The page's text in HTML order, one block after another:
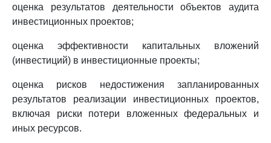
оценка результатов деятельности объектов аудита
инвестиционных проектов;
оценка эффективности капитальных вложений
(инвестиций) в инвестиционные проекты;
оценка рисков недостижения запланированных
результатов реализации инвестиционных проектов,
включая риски потери вложенных федеральных и
иных ресурсов.